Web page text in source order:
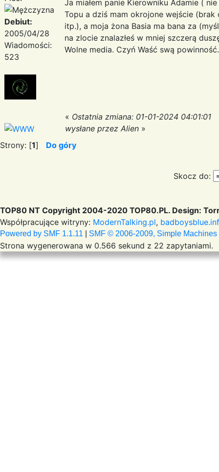
Debiut:
2005/04/28
Wiadomości:
523
Ja miałem panie Kierowniku Adamie (
Topu a dziś mam okrojone wejście
itp.), a moja żona Basia ma bana za
na zlocie znalazłeś w mniej szczerą
Wolne media. Czyń Waść swą powinność.
« Ostatnia zmiana: 01-01-2024 04:01:01
wysłane przez Alien »
Strony: [1] Do góry
Skocz do:
TOP80 NT Copyright 2004-2020 TOP80.PL. Design:
Współpracujące witryny: ModernTalking.pl,
Powered by SMF 1.1.11 SMF © 2006-2009, Simple Machines
Strona wygenerowana w 0.566 sekund z 22 zapytaniami.